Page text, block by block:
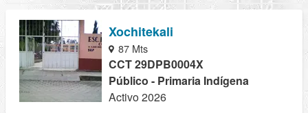
Xochitekali
87 Mts
CCT 29DPB0004X
Público - Primaria Indígena
Activo 2026